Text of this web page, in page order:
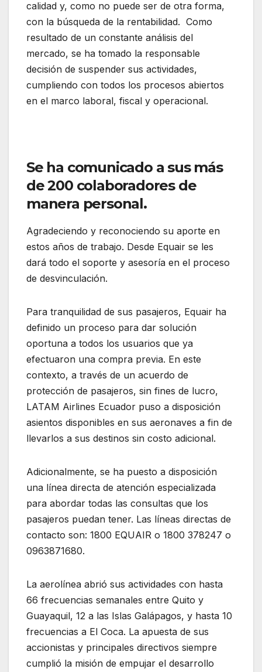
calidad y, como no puede ser de otra forma,
con la búsqueda de la rentabilidad. Como
resultado de un constante análisis del
mercado, se ha tomado la responsable
decisión de suspender sus actividades,
cumpliendo con todos los procesos abiertos
en el marco laboral, fiscal y operacional.
Se ha comunicado a sus más
de 200 colaboradores de
manera personal.
Agradeciendo y reconociendo su aporte en
estos años de trabajo. Desde Equair se les
dará todo el soporte y asesoría en el proceso
de desvinculación.
Para tranquilidad de sus pasajeros, Equair ha
definido un proceso para dar solución
oportuna a todos los usuarios que ya
efectuaron una compra previa. En este
contexto, a través de un acuerdo de
protección de pasajeros, sin fines de lucro,
LATAM Airlines Ecuador puso a disposición
asientos disponibles en sus aeronaves a fin de
llevarlos a sus destinos sin costo adicional.
Adicionalmente, se ha puesto a disposición
una línea directa de atención especializada
para abordar todas las consultas que los
pasajeros puedan tener. Las líneas directas de
contacto son: 1800 EQUAIR o 1800 378247 o
0963871680.
La aerolínea abrió sus actividades con hasta
66 frecuencias semanales entre Quito y
Guayaquil, 12 a las Islas Galápagos, y hasta 10
frecuencias a El Coca. La apuesta de sus
accionistas y principales directivos siempre
cumplió la misión de empujar el desarrollo